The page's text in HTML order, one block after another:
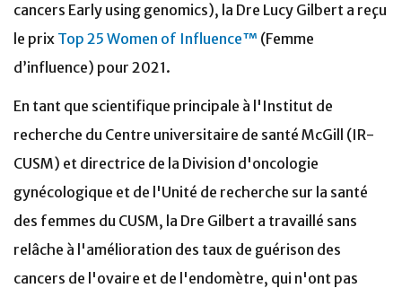
cancers Early using genomics), la Dre Lucy Gilbert a reçu
le prix Top 25 Women of Influence™ (Femme
d’influence) pour 2021.
En tant que scientifique principale à l'Institut de
recherche du Centre universitaire de santé McGill (IR-
CUSM) et directrice de la Division d'oncologie
gynécologique et de l'Unité de recherche sur la santé
des femmes du CUSM, la Dre Gilbert a travaillé sans
relâche à l'amélioration des taux de guérison des
cancers de l'ovaire et de l'endomètre, qui n'ont pas